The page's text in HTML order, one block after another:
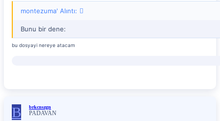
montezuma' Alıntı:
Bunu bir dene:
bu dosyayi nereye atacam
B brkcnszgn
PADAVAN